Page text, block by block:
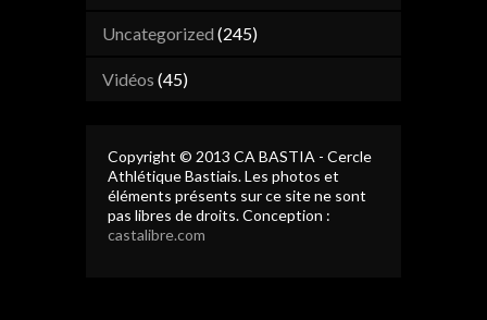
Uncategorized (245)
Vidéos (45)
Copyright © 2013 CA BASTIA - Cercle
Athlétique Bastiais. Les photos et
éléments présents sur ce site ne sont
pas libres de droits. Conception :
castalibre.com